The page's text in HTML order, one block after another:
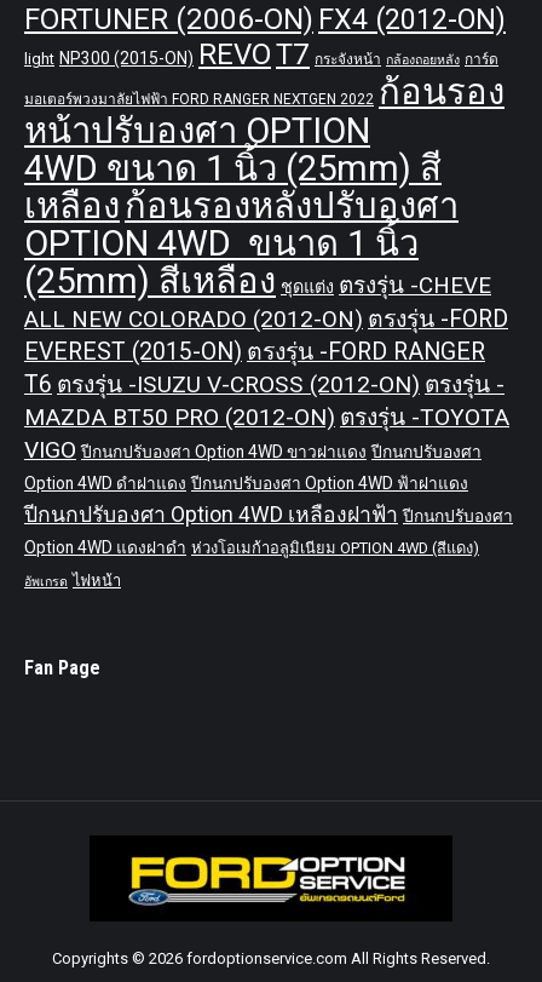
FORTUNER (2006-ON) FX4 (2012-ON)
light NP300 (2015-ON) REVOT7 กระจังหน้า กล้องถอยหลัง การ์ด
มอเตอร์พวงมาลัยไฟฟ้า FORD RANGER NEXTGEN 2022 ก้อนรอง
หน้าปรับองศา OPTION
4WD ขนาด 1 นิ้ว (25mm) สี
เหลือง ก้อนรองหลังปรับองศา
OPTION 4WD ขนาด 1 นิ้ว
(25mm) สีเหลือง ชุดแต่ง ตรงรุ่น -CHEVE
ALL NEW COLORADO (2012-ON) ตรงรุ่น -FORD
EVEREST (2015-ON) ตรงรุ่น -FORD RANGER
T6 ตรงรุ่น -ISUZU V-CROSS (2012-ON) ตรงรุ่น -
MAZDA BT50 PRO (2012-ON) ตรงรุ่น -TOYOTA
VIGO ปีกนกปรับองศา Option 4WD ขาวฝาแดง ปีกนกปรับองศา
Option 4WD ดำฝาแดง ปีกนกปรับองศา Option 4WD ฟ้าฝาแดง
ปีกนกปรับองศา Option 4WD เหลืองฝาฟ้า ปีกนกปรับองศา
Option 4WD แดงฝาดำ ห่วงโอเมก้าอลูมิเนียม OPTION 4WD (สีแดง)
อัพเกรด ไฟหน้า
Fan Page
Copyrights © 2026 fordoptionservice.com All Rights Reserved.